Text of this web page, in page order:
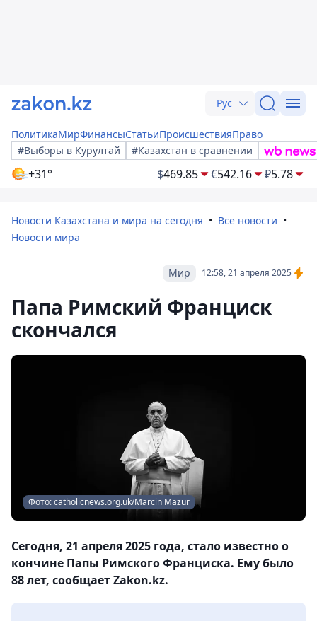
Рус
ПолитикаМирФинансыСтатьиПроисшествияПраво
#Выборы в Курултай
#Казахстан в сравнении
+31° $469.85 €542.16 ₽5.78
Новости Казахстана и мира на сегодня
Все новости
Новости мира
12:58, 21 апреля 2025
Мир
Папа Римский Франциск
скончался
Фото: catholicnews.org.uk/Marcin Mazur
Сегодня, 21 апреля 2025 года, стало известно о
кончине Папы Римского Франциска. Ему было
88 лет, сообщает Zakon.kz.